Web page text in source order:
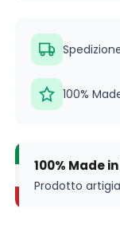
100%
100% Made
Prodotto